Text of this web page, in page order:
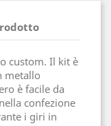
custom. Il kit è
metallo
è facile da
confezione
i giri in